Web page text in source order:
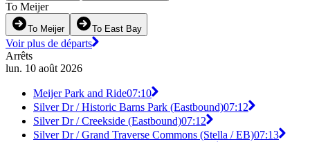
To Meijer
To Meijer To East Bay
Voir plus de départs
Arrêts
lun. 10 août 2026
Meijer Park and Ride07:10
Silver Dr / Historic Barns Park (Eastbound)07:12
Silver Dr / Creekside (Eastbound)07:12
Silver Dr / Grand Traverse Commons (Stella / EB)07:13